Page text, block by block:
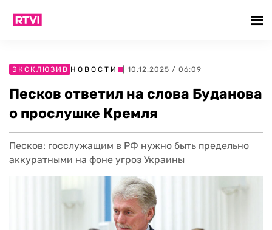
ЭКСКЛЮЗИВ НОВОСТИ | 10.12.2025 / 06:09
Песков ответил на слова Буданова
о прослушке Кремля
Песков: госслужащим в РФ нужно быть предельно
аккуратными на фоне угроз Украины